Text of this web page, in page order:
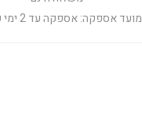
מועד אספקה:אספקה עד 2 ימי עסקים